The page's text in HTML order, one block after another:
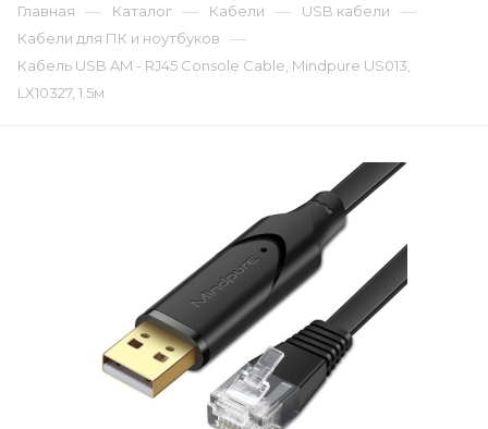
Главная — Каталог — Кабели — USB кабели —
Кабели для ПК и ноутбуков —
Кабель USB AM - RJ45 Console Cable, Mindpure US013,
LX10327, 1.5м